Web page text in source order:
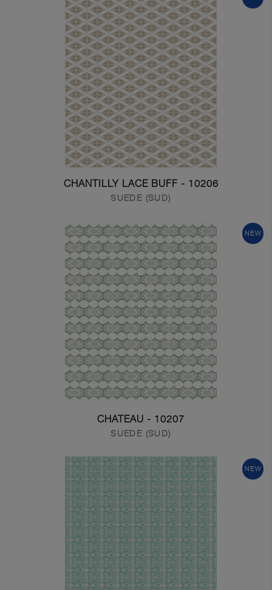
10206 - CHANTILLY LACE BUFF
SUEDE (SUD)
NEW
10207 - CHATEAU
SUEDE (SUD)
NEW